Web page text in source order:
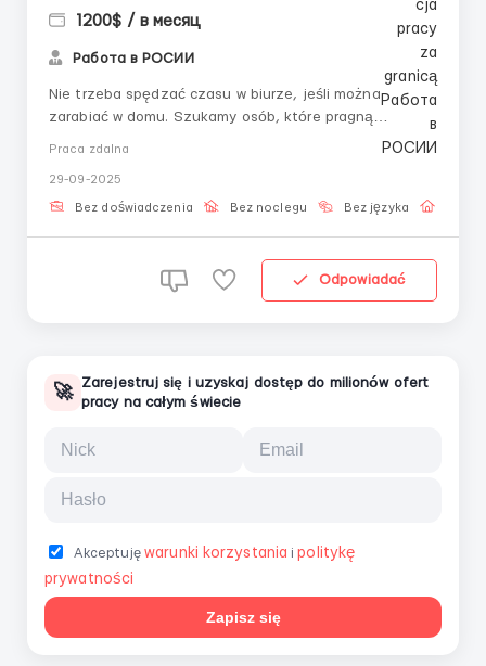
1200$ / в месяц
Работа в РОСИИ
Nie trzeba spędzać czasu w biurze, jeśli można
zarabiać w domu. Szukamy osób, które pragną
całkowicie online Szkolenie, pomoc, przewodnictwo w
kontakcie Szacunek i rozwój razem z firmą 👩‍💻 Kogo
Praca zdalna
29-09-2025
Bez doświadczenia Bez noclegu Bez języka
Odpowiadać
🚀
Zarejestruj się i uzyskaj dostęp do milionów ofert
pracy na całym świecie
Akceptujęwarunki korzystania i politykę
prywatności
Zapisz się